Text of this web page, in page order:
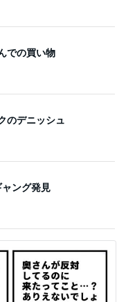
での買い物
のデニッシュ
ング発見